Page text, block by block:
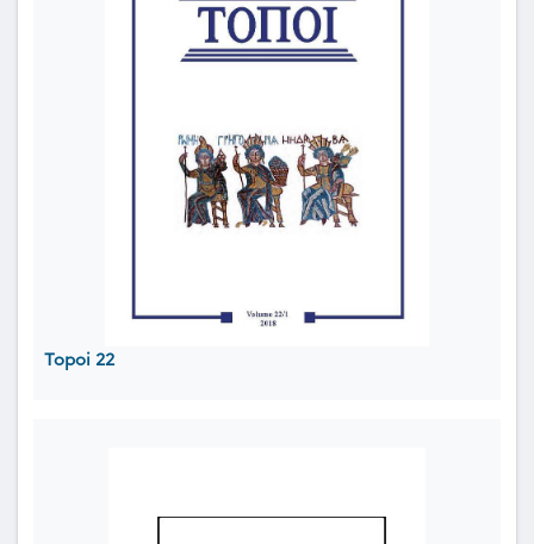
Topoi 22